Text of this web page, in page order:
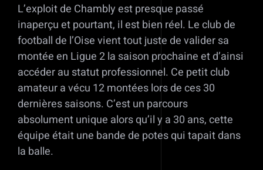
L’exploit de Chambly est presque passé
inaperçu et pourtant, il est bien réel. Le club de
football de l’Oise vient tout juste de valider sa
montée en Ligue 2 la saison prochaine et d’ainsi
accéder au statut professionnel. Ce petit club
amateur a vécu 12 montées lors de ces 30
dernières saisons. C’est un parcours
absolument unique alors qu’il y a 30 ans, cette
équipe était une bande de potes qui tapait dans
la balle.